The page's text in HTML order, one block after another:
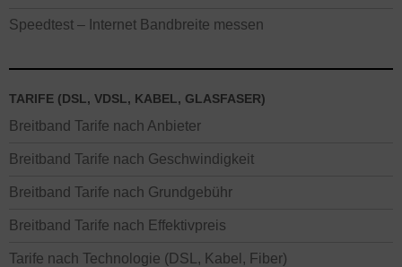
Speedtest – Internet Bandbreite messen
TARIFE (DSL, VDSL, KABEL, GLASFASER)
Breitband Tarife nach Anbieter
Breitband Tarife nach Geschwindigkeit
Breitband Tarife nach Grundgebühr
Breitband Tarife nach Effektivpreis
Tarife nach Technologie (DSL, Kabel, Fiber)